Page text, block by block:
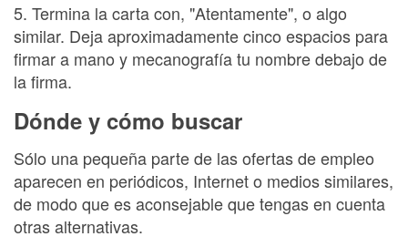
5. Termina la carta con, "Atentamente", o algo
similar. Deja aproximadamente cinco espacios para
firmar a mano y mecanografía tu nombre debajo de
la firma.
Dónde y cómo buscar
Sólo una pequeña parte de las ofertas de empleo
aparecen en periódicos, Internet o medios similares,
de modo que es aconsejable que tengas en cuenta
otras alternativas.